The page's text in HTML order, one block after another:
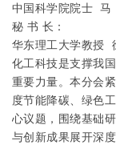
中国科学院院士 马
秘 书 长：
华东理工大学教授
化工科技是支撑我
重要力量。本分会
度节能降碳、绿色
心议题，围绕基础
与创新成果展开深